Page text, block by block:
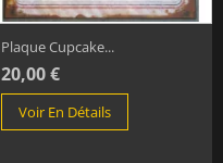
Plaque Cupcake...
20,00 €
Voir En Détails